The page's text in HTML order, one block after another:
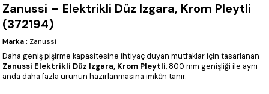
Zanussi – Elektrikli Düz Izgara, Krom Pleytli
(372194)
Marka : Zanussi
Daha geniş pişirme kapasitesine ihtiyaç duyan mutfaklar için tasarlanan
Zanussi Elektrikli Düz Izgara, Krom Pleytli, 800 mm genişliği ile aynı
anda daha fazla ürünün hazırlanmasına imkân tanır.